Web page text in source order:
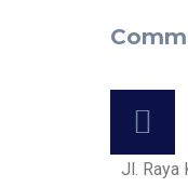
Jl. Raya